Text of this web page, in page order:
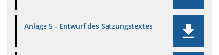
Anlage 5 - Entwurf des Satzungstextes